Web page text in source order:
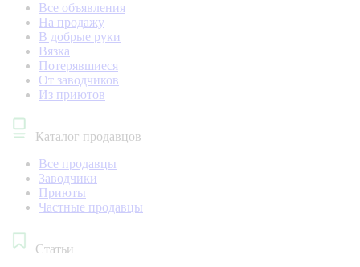
Все объявления
На продажу
В добрые руки
Вязка
Потерявшиеся
От заводчиков
Из приютов
Каталог продавцов
Все продавцы
Заводчики
Приюты
Частные продавцы
Статьи